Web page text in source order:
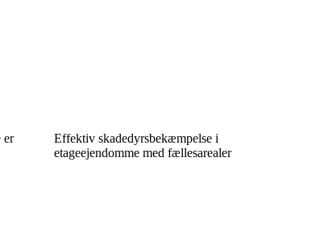
er
Effektiv skadedyrsbekæmpelse i
etageejendomme med fællesarealer